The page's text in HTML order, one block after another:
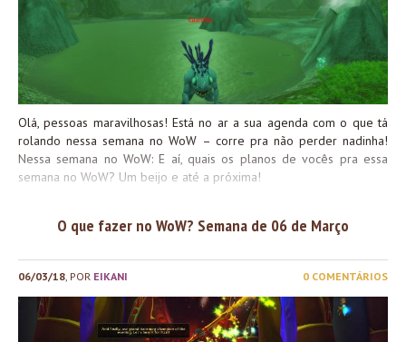
Olá, pessoas maravilhosas! Está no ar a sua agenda com o que tá
rolando nessa semana no WoW – corre pra não perder nadinha!
Nessa semana no WoW: E aí, quais os planos de vocês pra essa
semana no WoW? Um beijo e até a próxima!
O que fazer no WoW? Semana de 06 de Março
06/03/18 , POR EIKANI 0 COMENTÁRIOS